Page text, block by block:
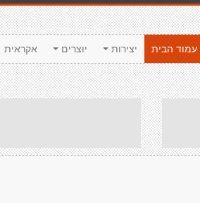
אקראית יוצרים יצירות
עמוד הבית